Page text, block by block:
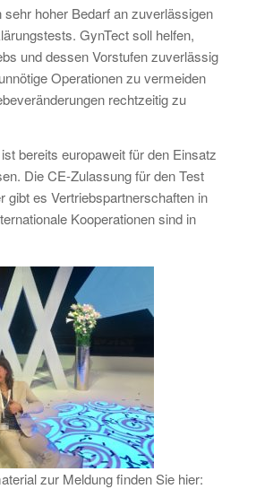
sehr hoher Bedarf an zuverlässigen
GynTect soll helfen,
und dessen Vorstufen zuverlässig
Operationen zu vermeiden
rechtzeitig zu
bereits europaweit für den Einsatz
Die CE-Zulassung für den Test
gibt es Vertriebspartnerschaften in
Kooperationen sind in
zur Meldung finden Sie hier: